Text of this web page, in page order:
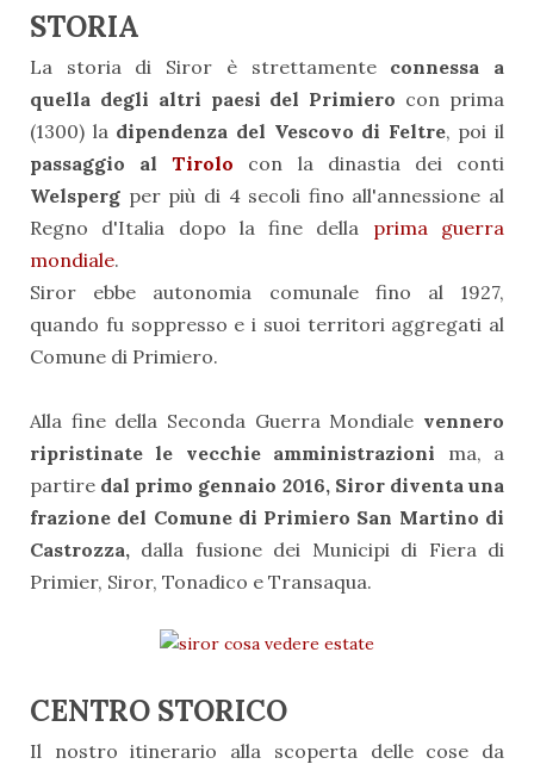
STORIA
La storia di Siror è strettamente connessa a
quella degli altri paesi del Primiero con prima
(1300) la dipendenza del Vescovo di Feltre, poi il
passaggio alTirolo con la dinastia dei conti
Welsperg per più di 4 secoli fino all'annessione al
Regno d'Italia dopo la fine della prima guerra
mondiale.
Siror ebbe autonomia comunale fino al 1927,
quando fu soppresso e i suoi territori aggregati al
Comune di Primiero.
Alla fine della Seconda Guerra Mondiale vennero
ripristinate le vecchie amministrazioni ma, a
partire dal primo gennaio 2016, Siror diventa una
frazione del Comune di Primiero San Martino di
Castrozza, dalla fusione dei Municipi di Fiera di
Primier, Siror, Tonadico e Transaqua.
CENTRO STORICO
Il nostro itinerario alla scoperta delle cose da